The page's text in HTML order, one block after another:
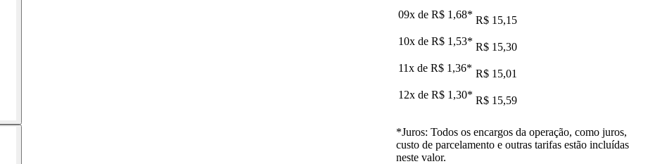
09x de R$ 1,68* R$ 15,15
10x de R$ 1,53* R$ 15,30
11x de R$ 1,36* R$ 15,01
12x de R$ 1,30* R$ 15,59
*Juros: Todos os encargos da operação, como juros,
custo de parcelamento e outras tarifas estão incluídas
neste valor.